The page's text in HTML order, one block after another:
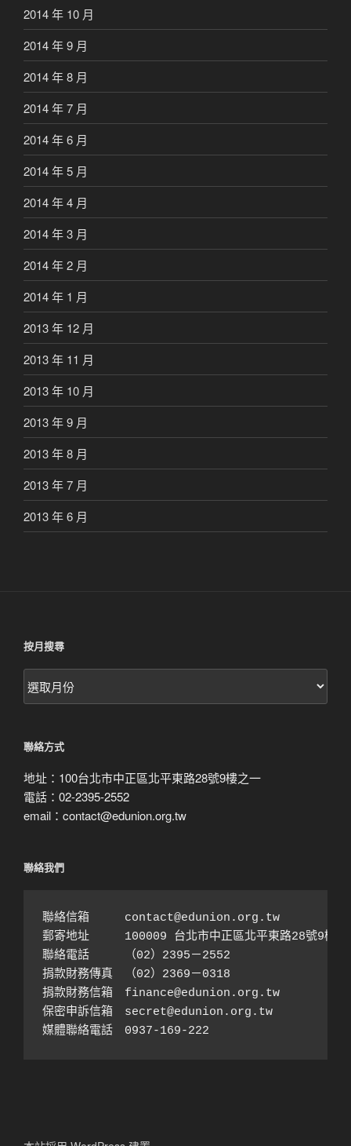
2014 年 10 月
2014 年 9 月
2014 年 8 月
2014 年 7 月
2014 年 6 月
2014 年 5 月
2014 年 4 月
2014 年 3 月
2014 年 2 月
2014 年 1 月
2013 年 12 月
2013 年 11 月
2013 年 10 月
2013 年 9 月
2013 年 8 月
2013 年 7 月
2013 年 6 月
按月搜尋
按
月
聯絡方式
地址：100台北市中正區北平東路28號9樓之一
電話：02-2395-2552
email：contact@edunion.org.tw
聯絡我們
聯絡信箱　　　contact@edunion.org.tw
郵寄地址　　　100009 台北市中正區北平東路28號9樓之
聯絡電話　　　（02）2395－2552
捐款財務傳真　（02）2369－0318
捐款財務信箱　finance@edunion.org.tw
保密申訴信箱　secret@edunion.org.tw
媒體聯絡電話　0937-169-222